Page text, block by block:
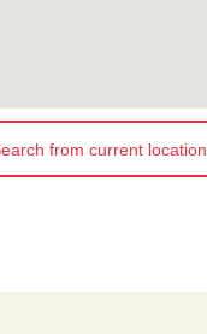
from current location